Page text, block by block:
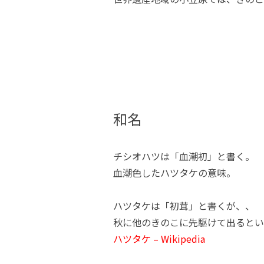
和名
チシオハツは「血潮初」と書く。
血潮色したハツタケの意味。
ハツタケは「初茸」と書くが、、
秋に他のきのこに先駆けて出るとい
ハツタケ – Wikipedia